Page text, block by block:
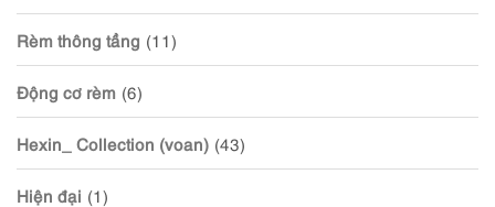
Rèm thông tầng (11)
Động cơ rèm (6)
Hexin_ Collection (voan) (43)
Hiện đại (1)